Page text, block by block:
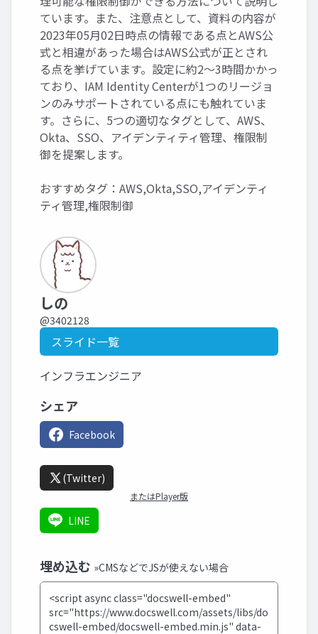
ています。また、注意点として、資料の内容が
2023年05月02日時点の情報である点とAWS公
式と相違があった場合はAWS公式が正とされ
る点を挙げています。設定に約2〜3時間かかっ
ており、IAM Identity Centerが1つのリージョ
ンのみサポートされている点にも触れていま
す。さらに、5つの適切なタグとして、AWS、
Okta、SSO、アイデンティティ管理、権限制
御を提案します。
おすすめタグ：AWS,Okta,SSO,アイデンティ
ティ管理,権限制御
しの
@3402128
スライド一覧
インフラエンジニア
シェア
Facebook
(Twitter)
またはPlayer版
LINE
埋め込む »CMSなどでJSが使えない場合